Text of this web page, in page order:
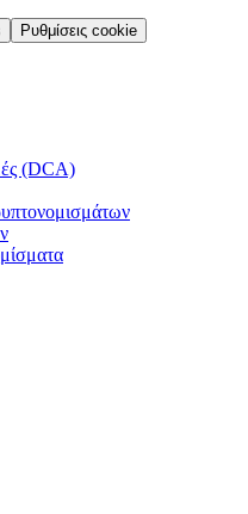
Ρυθμίσεις cookie
(DCA)